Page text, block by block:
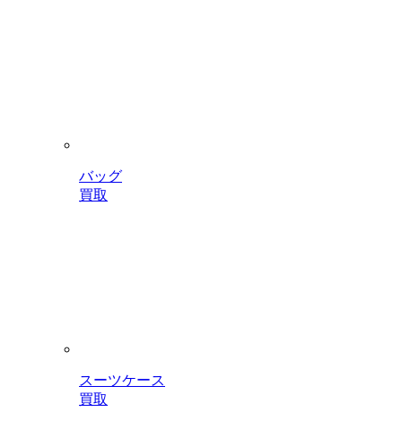
バッグ
買取
スーツケース
買取